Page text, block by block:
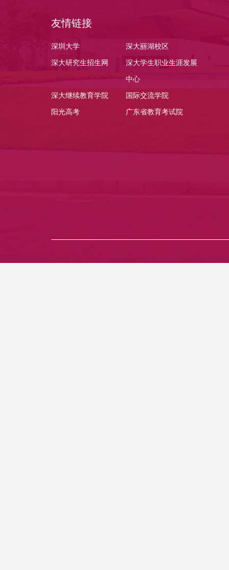
友情链接
深圳大学 深大丽湖校区
深大研究生招生网 深大学生职业生涯发展
中心
深大继续教育学院 国际交流学院
阳光高考 广东省教育考试院